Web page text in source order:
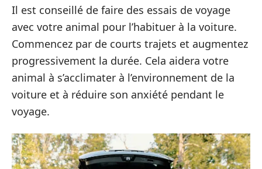
Il est conseillé de faire des essais de voyage
avec votre animal pour l’habituer à la voiture.
Commencez par de courts trajets et augmentez
progressivement la durée. Cela aidera votre
animal à s’acclimater à l’environnement de la
voiture et à réduire son anxiété pendant le
voyage.